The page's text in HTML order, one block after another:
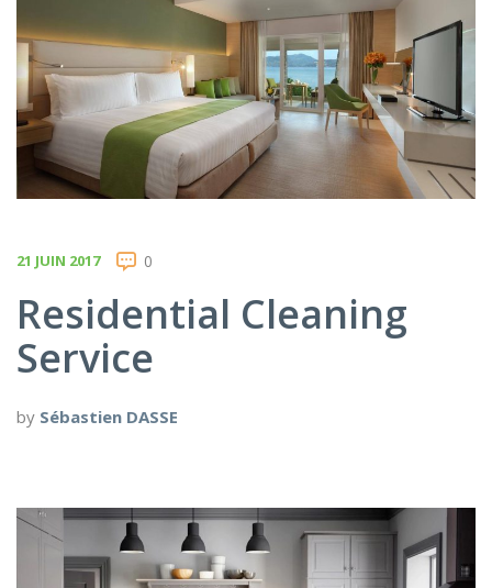
21 JUIN 2017 0
Residential Cleaning
Service
by Sébastien DASSE